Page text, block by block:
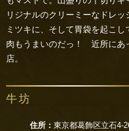
リジナルのクリーミーなドレ
ミツキに、そして胃袋を起こ
肉もうまいのだっ！ 近所にあ
店。
牛坊
住所： 東京都葛飾区立石4-